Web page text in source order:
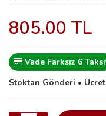
805.00 TL
Vade Farksız 6
Stoktan Gönderi •